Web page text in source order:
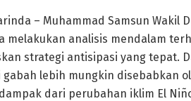
– Muhammad Samsun Wakil
melakukan analisis mendalam
strategi antisipasi yang tepat.
lebih mungkin disebabkan
dari perubahan iklim El